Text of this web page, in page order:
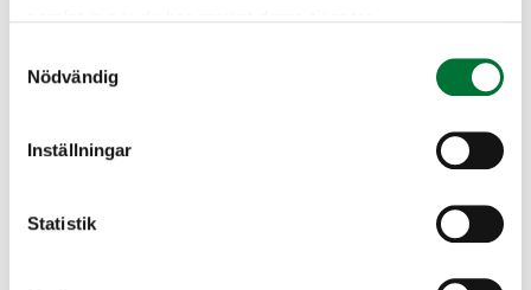
Nödvändig
Inställningar
Statistik
Fortplantning
paren ligger flera kilometer. Boet finns i ett
träd, på en klippbrant eller klipphylla, ett